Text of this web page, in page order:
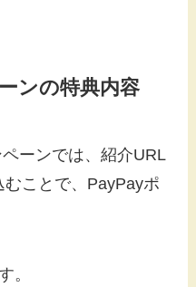
ンの特典内容
ーンでは、紹介URL
ことで、PayPayポ
。